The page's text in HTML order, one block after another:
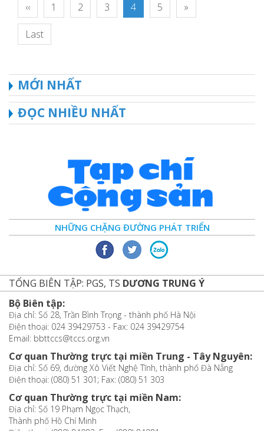
‹‹ 1 2 3 4 5 »
Last
MỚI NHẤT
ĐỌC NHIỀU NHẤT
NHỮNG CHẶNG ĐƯỜNG PHÁT TRIỂN
TỔNG BIÊN TẬP: PGS, TS DƯƠNG TRUNG Ý
Bộ Biên tập:
Địa chỉ: Số 28, Trần Bình Trọng - thành phố Hà Nội
Điện thoại: 024 39429753 - Fax: 024 39429754
Email: bbttccs@tccs.org.vn
Cơ quan Thường trực tại miền Trung - Tây Nguyên:
Địa chỉ: Số 69, đường Xô Viết Nghệ Tĩnh, thành phố Đà Nẵng
Điện thoại: (080) 51 301; Fax: (080) 51 303
Cơ quan Thường trực tại miền Nam:
Địa chỉ: Số 19 Phạm Ngọc Thạch,
Thành phố Hồ Chí Minh